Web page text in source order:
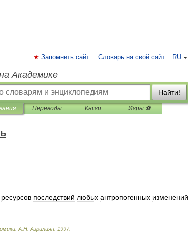
RU
Запомнить сайт Словарь на свой сайт
Академике
Найти!
Переводы Книги Игры ⚽
ресурсов последствий любых антропогенных изменений
А Н Азрилиян 1997.